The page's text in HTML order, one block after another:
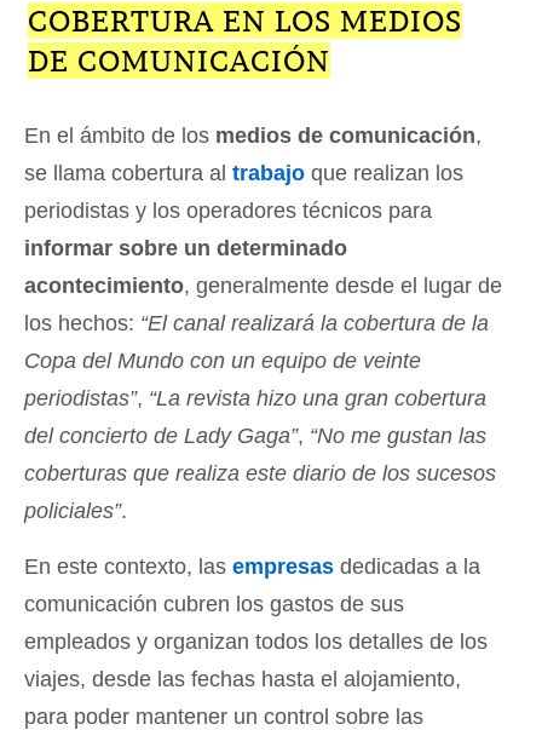
COBERTURA EN LOS MEDIOS
DE COMUNICACIÓN
En el ámbito de los medios de comunicación,
se llama cobertura al trabajo que realizan los
periodistas y los operadores técnicos para
informar sobre un determinado
acontecimiento, generalmente desde el lugar de
los hechos: “El canal realizará la cobertura de la
Copa del Mundo con un equipo de veinte
periodistas”, “La revista hizo una gran cobertura
del concierto de Lady Gaga”, “No me gustan las
coberturas que realiza este diario de los sucesos
policiales”.
En este contexto, las empresas dedicadas a la
comunicación cubren los gastos de sus
empleados y organizan todos los detalles de los
viajes, desde las fechas hasta el alojamiento,
para poder mantener un control sobre las